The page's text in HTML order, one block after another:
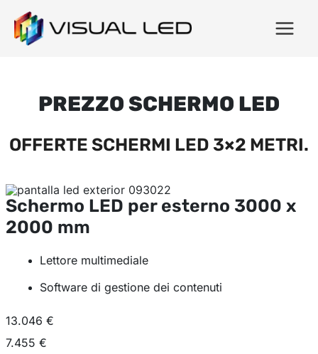
PREZZO SCHERMO LED
OFFERTE SCHERMI LED 3×2 METRI.
Schermo LED per esterno 3000 x
2000 mm
Lettore multimediale
Software di gestione dei contenuti
13.046 €
7.455 €